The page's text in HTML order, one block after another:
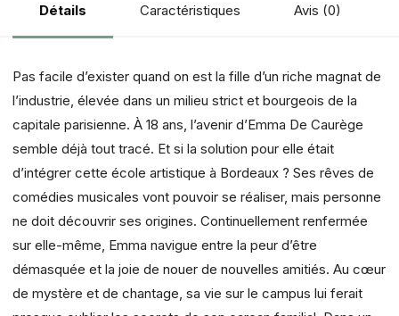
Détails Caractéristiques Avis (0)
Pas facile d’exister quand on est la fille d’un riche magnat de
l’industrie, élevée dans un milieu strict et bourgeois de la
capitale parisienne. À 18 ans, l’avenir d’Emma De Caurège
semble déjà tout tracé. Et si la solution pour elle était
d’intégrer cette école artistique à Bordeaux ? Ses rêves de
comédies musicales vont pouvoir se réaliser, mais personne
ne doit découvrir ses origines. Continuellement renfermée
sur elle-même, Emma navigue entre la peur d’être
démasquée et la joie de nouer de nouvelles amitiés. Au cœur
de mystère et de chantage, sa vie sur le campus lui ferait